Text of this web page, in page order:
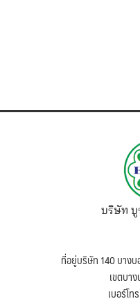
บริษัท บู
ที่อยู่บริษัท 140 บาง
เขตบา
เบอร์โ